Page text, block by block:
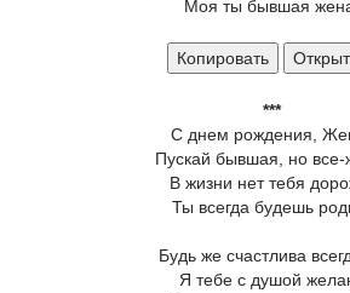
Моя ты бывшая
Копировать
***
С днем рождения,
Пускай бывшая, но
В жизни нет тебя
Ты всегда будешь
Будь же счастлива
Я тебе с душой